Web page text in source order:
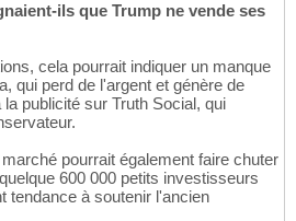
ils que Trump ne vende ses
cela pourrait indiquer un manque
qui perd de l'argent et génère de
publicité sur Truth Social, qui
pourrait également faire chuter
600 000 petits investisseurs
tendance à soutenir l'ancien